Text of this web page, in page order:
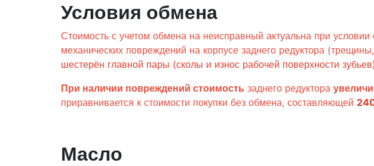
Условия обмена
Стоимость с учетом обмена на неисправный актуальна при условии
механических повреждений на корпусе заднего редуктора
шестерён главной пары (сколы и износ рабочей поверхности зубьев)
При наличии повреждений стоимость заднего редуктора
приравнивается к стоимости покупки без обмена, составляющей
Масло